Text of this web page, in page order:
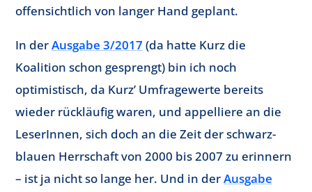
offensichtlich von langer Hand geplant.
In derAusgabe 3/2017 (da hatte Kurz die
Koalition schon gesprengt) bin ich noch
optimistisch, da Kurz’ Umfragewerte bereits
wieder rückläufig waren, und appelliere an die
LeserInnen, sich doch an die Zeit der schwarz-
blauen Herrschaft von 2000 bis 2007 zu erinnern
– ist ja nicht so lange her. Und in derAusgabe